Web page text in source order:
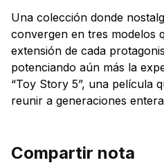
Una colección donde
convergen en tres modelos
extensión de cada
potenciando aún más la
“Toy Story 5”, una película
reunir a generaciones
Compartir nota